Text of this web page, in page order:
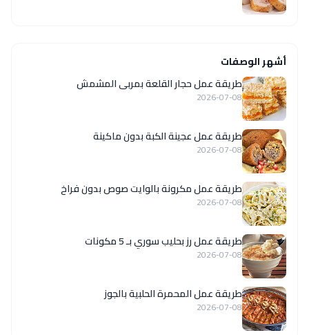
أشهر الوصفات
طريقة عمل حجار القلعة بمربى المشمش
2026-07-08
طريقة عمل عجينة الكبة بدون ماكينة
2026-07-08
طريقة عمل مكرونة بالوايت صوص بدون فراخ
2026-07-08
طريقة عمل رز بحليب سوري بـ 5 مكونات
2026-07-08
طريقة عمل المحمرة الحلبية بالجوز
2026-07-08